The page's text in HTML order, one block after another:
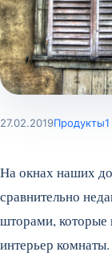
27.02.2019Продукты
На окнах наших
сравнительно
шторами, которые
интерьер